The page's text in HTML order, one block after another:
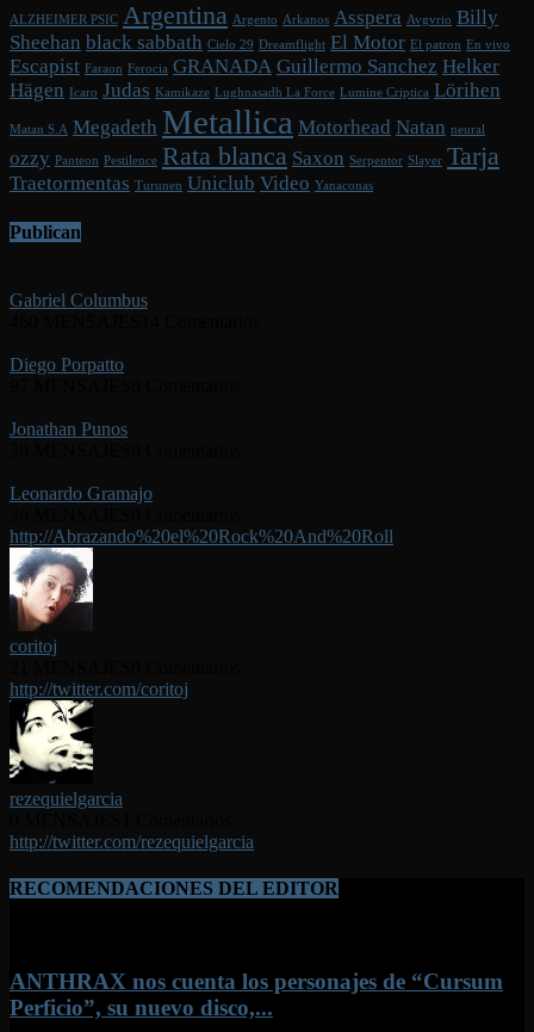
ALZHEIMER PSIC Argentina Argento Arkanos Asspera Avgvrio Billy
Sheehan black sabbath Cielo 29 Dreamflight El Motor El patron En vivo
Escapist Faraon Ferocia GRANADA Guillermo Sanchez Helker
Hägen Icaro Judas Kamikaze Lughnasadh La Force Lumine Criptica Lörihen
Matan S.A Megadeth Metallica Motorhead Natan neural
ozzy Panteon Pestilence Rata blanca Saxon Serpentor Slayer Tarja
Traetormentas Turunen Uniclub Video Yanaconas
Publican
Gabriel Columbus
Diego Porpatto
Jonathan Punos
Leonardo Gramajo
http://Abrazando%20el%20Rock%20And%20Roll
coritoj
http://twitter.com/coritoj
rezequielgarcia
http://twitter.com/rezequielgarcia
RECOMENDACIONES DEL EDITOR
ANTHRAX nos cuenta los personajes de “Cursum
Perficio”, su nuevo disco,...